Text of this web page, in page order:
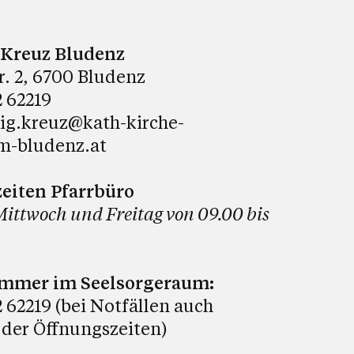
Bludenz
2, 6700 Bludenz
kirche-
bludenz.at
Pfarrbüro
und Freitag von 09.00 bis
im Seelsorgeraum:
62219 (bei Notfällen auch
Öffnungszeiten)